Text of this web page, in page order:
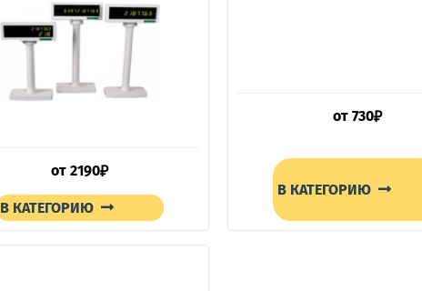
от 2190₽
В КАТЕГОРИЮ
от 730₽
В КАТЕГОРИЮ